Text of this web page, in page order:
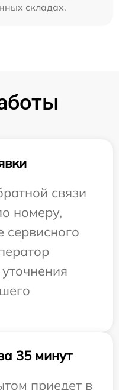
складах.
связи
номеру,
сервисного
35 минут
приедет в